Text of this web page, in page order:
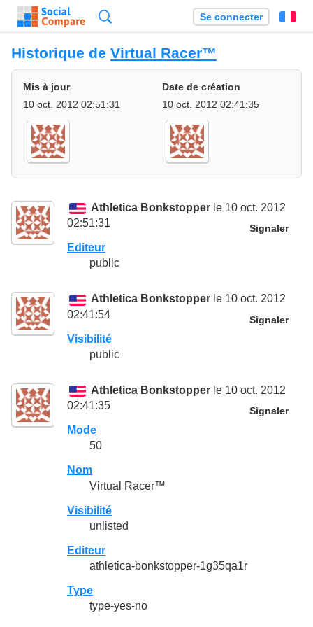
Se connecter
Historique de Virtual Racer™
Mis à jour
10 oct. 2012 02:51:31
Date de création
10 oct. 2012 02:41:35
Athletica Bonkstopper le 10 oct. 2012
02:51:31
Signaler
Editeur
public
Athletica Bonkstopper le 10 oct. 2012
02:41:54
Signaler
Visibilité
public
Athletica Bonkstopper le 10 oct. 2012
02:41:35
Signaler
Mode
50
Nom
Virtual Racer™
Visibilité
unlisted
Editeur
athletica-bonkstopper-1g35qa1r
Type
type-yes-no